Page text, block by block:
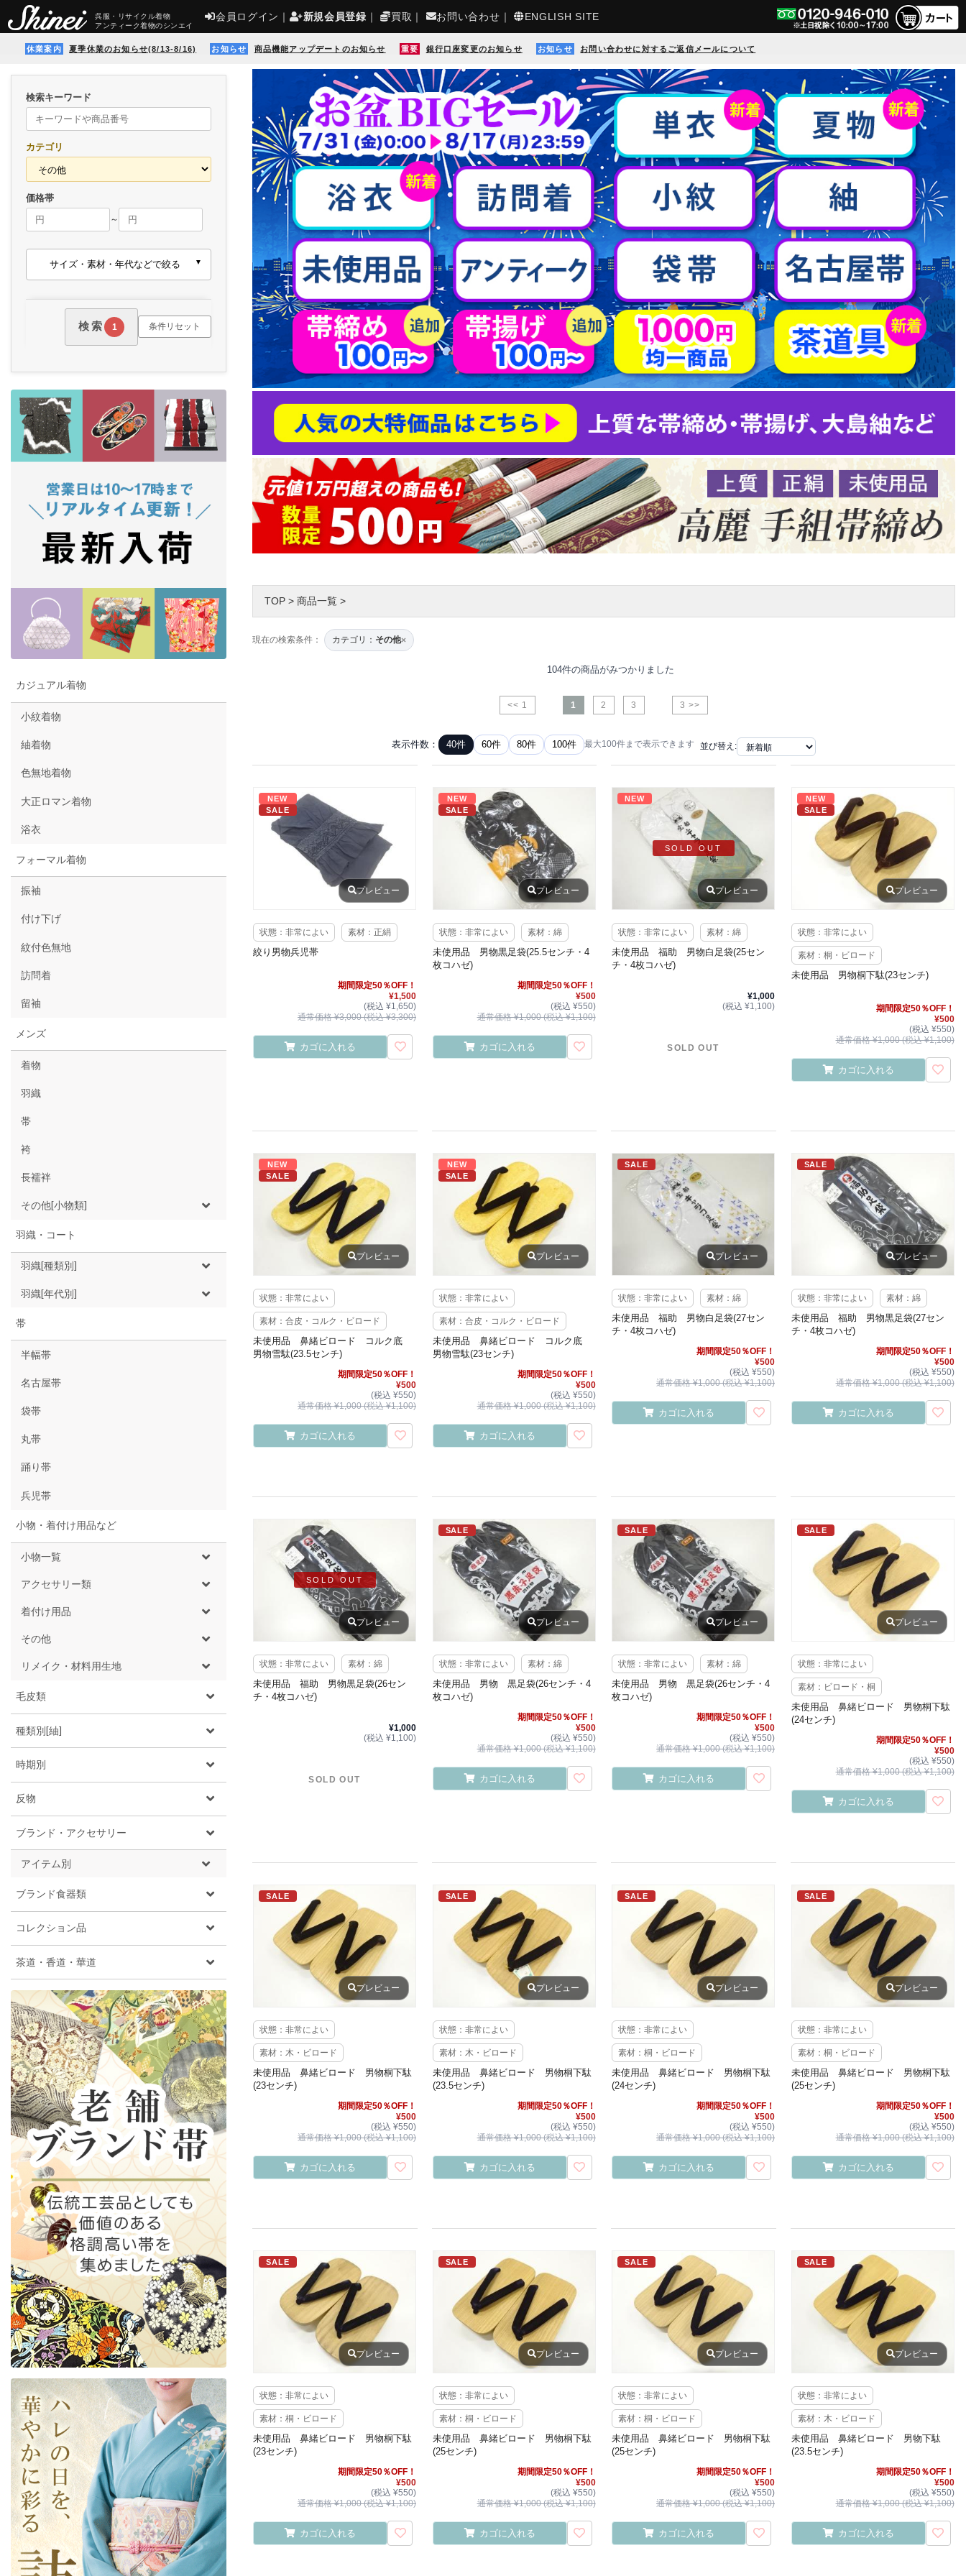
呉服・リサイクル着物
アンティーク着物のシンエイ
会員ログイン ｜ 新規会員登録 ｜ 買取 ｜ お問い合わせ ｜ ENGLISH SITE
休業案内 夏季休業のお知らせ(8/13-8/16) お知らせ 商品機能アップデートのお知らせ 重要 銀行口座変更のお知らせ お知らせ お問い合わせに対するご返信メールについて
検索キーワード
カテゴリ
価格帯
～
サイズ・素材・年代などで絞る
検索 1 条件リセット
カジュアル着物
小紋着物
紬着物
色無地着物
大正ロマン着物
浴衣
フォーマル着物
振袖
付け下げ
紋付色無地
訪問着
留袖
メンズ
着物
羽織
帯
袴
長襦袢
その他[小物類]
羽織・コート
羽織[種類別]
羽織[年代別]
帯
半幅帯
名古屋帯
袋帯
丸帯
踊り帯
兵児帯
小物・着付け用品など
小物一覧
アクセサリー類
着付け用品
その他
リメイク・材料用生地
毛皮類
種類別[紬]
時期別
反物
ブランド・アクセサリー
アイテム別
ブランド食器類
コレクション品
茶道・香道・華道
TOP > 商品一覧 >
現在の検索条件： カテゴリ： その他×
104件の商品がみつかりました
<< 1 1 2 3 3 >>
表示件数： 40件 60件 80件 100件 最大100件まで表示できます 並び替え:
NEW
SALE
プレビュー
状態：非常によい 素材：正絹
絞り男物兵児帯
期間限定50％OFF！
¥1,500
(税込 ¥1,650)
通常価格 ¥3,000 (税込 ¥3,300)
カゴに入れる
NEW
SALE
プレビュー
状態：非常によい 素材：綿
未使用品 男物黒足袋(25.5センチ・4
枚コハゼ)
期間限定50％OFF！
¥500
(税込 ¥550)
通常価格 ¥1,000 (税込 ¥1,100)
カゴに入れる
NEW
SOLD OUT
プレビュー
状態：非常によい 素材：綿
未使用品 福助 男物白足袋(25セン
チ・4枚コハゼ)
¥1,000
(税込 ¥1,100)
SOLD OUT
NEW
SALE
プレビュー
状態：非常によい
素材：桐・ビロード
未使用品 男物桐下駄(23センチ)
期間限定50％OFF！
¥500
(税込 ¥550)
通常価格 ¥1,000 (税込 ¥1,100)
カゴに入れる
NEW
SALE
プレビュー
状態：非常によい
素材：合皮・コルク・ビロード
未使用品 鼻緒ビロード コルク底
男物雪駄(23.5センチ)
期間限定50％OFF！
¥500
(税込 ¥550)
通常価格 ¥1,000 (税込 ¥1,100)
カゴに入れる
NEW
SALE
プレビュー
状態：非常によい
素材：合皮・コルク・ビロード
未使用品 鼻緒ビロード コルク底
男物雪駄(23センチ)
期間限定50％OFF！
¥500
(税込 ¥550)
通常価格 ¥1,000 (税込 ¥1,100)
カゴに入れる
SALE
プレビュー
状態：非常によい 素材：綿
未使用品 福助 男物白足袋(27セン
チ・4枚コハゼ)
期間限定50％OFF！
¥500
(税込 ¥550)
通常価格 ¥1,000 (税込 ¥1,100)
カゴに入れる
SALE
プレビュー
状態：非常によい 素材：綿
未使用品 福助 男物黒足袋(27セン
チ・4枚コハゼ)
期間限定50％OFF！
¥500
(税込 ¥550)
通常価格 ¥1,000 (税込 ¥1,100)
カゴに入れる
SOLD OUT
プレビュー
状態：非常によい 素材：綿
未使用品 福助 男物黒足袋(26セン
チ・4枚コハゼ)
¥1,000
(税込 ¥1,100)
SOLD OUT
SALE
プレビュー
状態：非常によい 素材：綿
未使用品 男物 黒足袋(26センチ・4
枚コハゼ)
期間限定50％OFF！
¥500
(税込 ¥550)
通常価格 ¥1,000 (税込 ¥1,100)
カゴに入れる
SALE
プレビュー
状態：非常によい 素材：綿
未使用品 男物 黒足袋(26センチ・4
枚コハゼ)
期間限定50％OFF！
¥500
(税込 ¥550)
通常価格 ¥1,000 (税込 ¥1,100)
カゴに入れる
SALE
プレビュー
状態：非常によい
素材：ビロード・桐
未使用品 鼻緒ビロード 男物桐下駄
(24センチ)
期間限定50％OFF！
¥500
(税込 ¥550)
通常価格 ¥1,000 (税込 ¥1,100)
カゴに入れる
SALE
プレビュー
状態：非常によい
素材：木・ビロード
未使用品 鼻緒ビロード 男物桐下駄
(23センチ)
期間限定50％OFF！
¥500
(税込 ¥550)
通常価格 ¥1,000 (税込 ¥1,100)
カゴに入れる
SALE
プレビュー
状態：非常によい
素材：木・ビロード
未使用品 鼻緒ビロード 男物桐下駄
(23.5センチ)
期間限定50％OFF！
¥500
(税込 ¥550)
通常価格 ¥1,000 (税込 ¥1,100)
カゴに入れる
SALE
プレビュー
状態：非常によい
素材：桐・ビロード
未使用品 鼻緒ビロード 男物桐下駄
(24センチ)
期間限定50％OFF！
¥500
(税込 ¥550)
通常価格 ¥1,000 (税込 ¥1,100)
カゴに入れる
SALE
プレビュー
状態：非常によい
素材：桐・ビロード
未使用品 鼻緒ビロード 男物桐下駄
(25センチ)
期間限定50％OFF！
¥500
(税込 ¥550)
通常価格 ¥1,000 (税込 ¥1,100)
カゴに入れる
SALE
プレビュー
状態：非常によい
素材：桐・ビロード
未使用品 鼻緒ビロード 男物桐下駄
(23センチ)
期間限定50％OFF！
¥500
(税込 ¥550)
通常価格 ¥1,000 (税込 ¥1,100)
カゴに入れる
SALE
プレビュー
状態：非常によい
素材：桐・ビロード
未使用品 鼻緒ビロード 男物桐下駄
(25センチ)
期間限定50％OFF！
¥500
(税込 ¥550)
通常価格 ¥1,000 (税込 ¥1,100)
カゴに入れる
SALE
プレビュー
状態：非常によい
素材：桐・ビロード
未使用品 鼻緒ビロード 男物桐下駄
(25センチ)
期間限定50％OFF！
¥500
(税込 ¥550)
通常価格 ¥1,000 (税込 ¥1,100)
カゴに入れる
SALE
プレビュー
状態：非常によい
素材：木・ビロード
未使用品 鼻緒ビロード 男物下駄
(23.5センチ)
期間限定50％OFF！
¥500
(税込 ¥550)
通常価格 ¥1,000 (税込 ¥1,100)
カゴに入れる